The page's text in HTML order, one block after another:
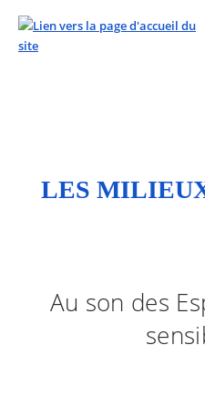
LES
Au son des